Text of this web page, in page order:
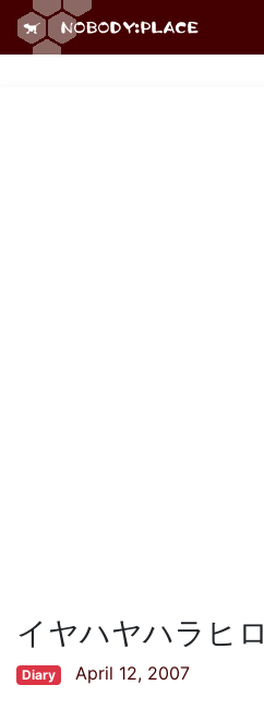
イヤハヤハラヒロ
Diary April 12, 2007